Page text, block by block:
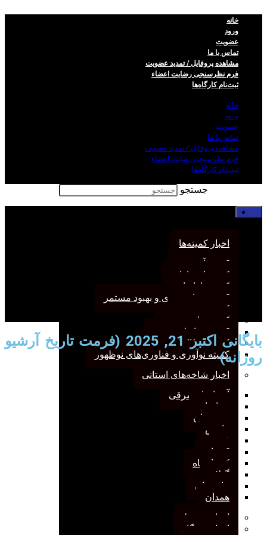
خانه
ورود
عضویت
تماس با ما
مشاهده پروفایل / تمدید عضویت
فرم نظر‌سنجی رضایت اعضاء
ثبت‌نام کارگاه‌ها
خانه
ورود
عضویت
تماس با ما
مشاهده پروفایل / تمدید عضویت
فرم نظر‌سنجی رضایت اعضاء
ثبت‌نام کارگاه‌ها
جستجو
اخبار کمیته‌ها
کمیته آموزش
کمیته انتشارات
کمیته بازاریابی
کمیته برنامه‌ریزی و بهبود مستمر
کمیته پژوهش
کمیته علم سنجی
کمیته روابط‌عمومی
کمیته مطالعات صنفی
کمیته نوآوری و فناوری‌های نوظهور
اخبار شاخه‌های استانی
آذربایجان‌شرقی
خراسان
خوزستان
فارس
قم
کرمان
کرمانشاه
گیلان
مازندران
همدان
اخبار مرتبط
اخبار وب‌گاه
بایگانی اکتبر 21, 2025 (فرمت تاریخ آرشیو
روزانه)